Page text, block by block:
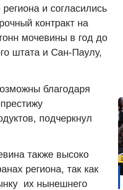
и согласились
контракт на
мочевины в год до
штата и Сан-Паулу,
благодаря
подчеркнул
также высоко
региона, так как
их нынешнего